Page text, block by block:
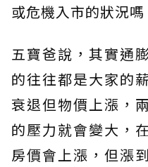
或危機入市的狀況嗎
五寶爸說，其實通
的往往都是大家的
衰退但物價上漲，
的壓力就會變大，
房價會上漲，但漲